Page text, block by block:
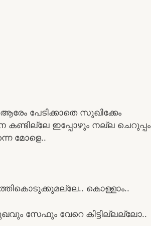
പേടിക്കാതെ സുഖിക്കേം
കണ്ടില്ലേ ഇപ്പോഴും നല്ല ചെറുപ്പം
മോളെ..
കൊള്ളാം..
സേഫും വേറെ കിട്ടില്ലല്ലോ..